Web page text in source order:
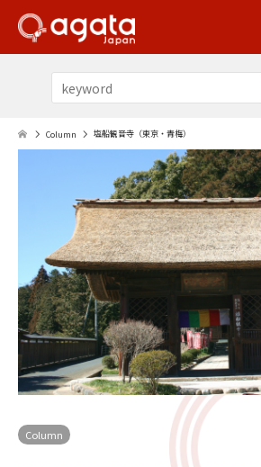
Column 塩船観音寺（東京・青梅）
Column